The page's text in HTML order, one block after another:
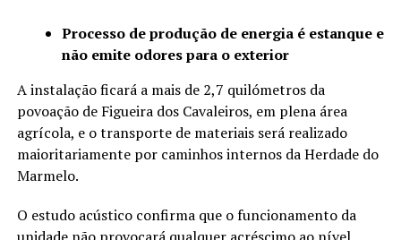
Processo de produção de energia é estanque e
não emite odores para o exterior
A instalação ficará a mais de 2,7 quilómetros da
povoação de Figueira dos Cavaleiros, em plena área
agrícola, e o transporte de materiais será realizado
maioritariamente por caminhos internos da Herdade do
Marmelo.
O estudo acústico confirma que o funcionamento da